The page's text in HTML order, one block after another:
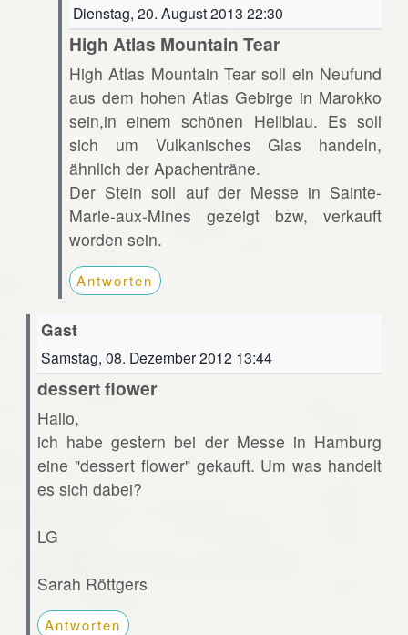
Dienstag, 20. August 2013 22:30
High Atlas Mountain Tear
High Atlas Mountain Tear soll ein Neufund
aus dem hohen Atlas Gebirge in Marokko
sein,in einem schönen Hellblau. Es soll
sich um Vulkanisches Glas handeln,
ähnlich der Apachenträne.
Der Stein soll auf der Messe in Sainte-
Marie-aux-Mines gezeigt bzw, verkauft
worden sein.
Antworten
Gast
Samstag, 08. Dezember 2012 13:44
dessert flower
Hallo,
ich habe gestern bei der Messe in Hamburg
eine "dessert flower" gekauft. Um was handelt
es sich dabei?
LG
Sarah Röttgers
Antworten